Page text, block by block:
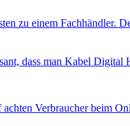
zu einem Fachhändler.
dass man Kabel
Verbraucher beim